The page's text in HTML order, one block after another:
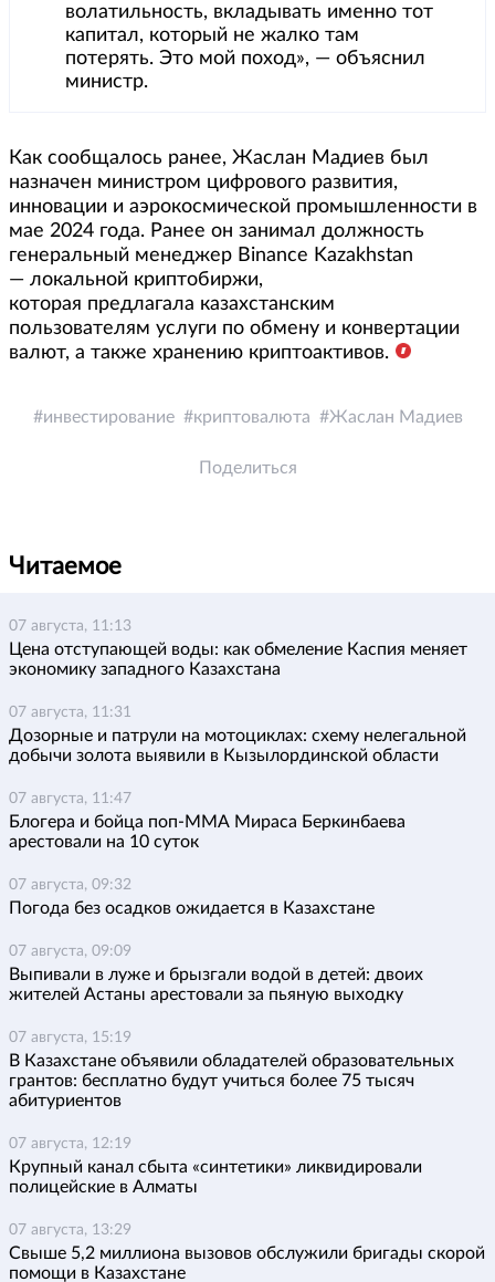
волатильность, вкладывать именно тот
капитал, который не жалко там
потерять. Это мой поход», — объяснил
министр.
Как сообщалось ранее, Жаслан Мадиев был
назначен министром цифрового развития,
инновации и аэрокосмической промышленности в
мае 2024 года. Ранее он занимал должность
генеральный менеджер Binance Kazakhstan
— локальной криптобиржи,
которая предлагала казахстанским
пользователям услуги по обмену и конвертации
валют, а также хранению криптоактивов.
инвестирование криптовалюта Жаслан Мадиев
Поделиться
Читаемое
07 августа, 11:13
Цена отступающей воды: как обмеление Каспия меняет
экономику западного Казахстана
07 августа, 11:31
Дозорные и патрули на мотоциклах: схему нелегальной
добычи золота выявили в Кызылординской области
07 августа, 11:47
Блогера и бойца поп-ММА Мираса Беркинбаева
арестовали на 10 суток
07 августа, 09:32
Погода без осадков ожидается в Казахстане
07 августа, 09:09
Выпивали в луже и брызгали водой в детей: двоих
жителей Астаны арестовали за пьяную выходку
07 августа, 15:19
В Казахстане объявили обладателей образовательных
грантов: бесплатно будут учиться более 75 тысяч
абитуриентов
07 августа, 12:19
Крупный канал сбыта «синтетики» ликвидировали
полицейские в Алматы
07 августа, 13:29
Свыше 5,2 миллиона вызовов обслужили бригады скорой
помощи в Казахстане